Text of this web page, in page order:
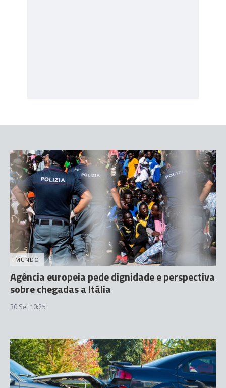
MUNDO
Agência europeia pede dignidade e perspectiva
sobre chegadas a Itália
30 Set 10:25